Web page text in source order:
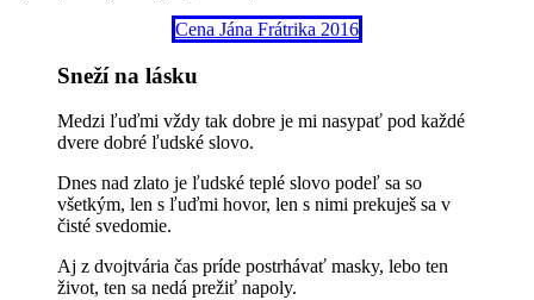
Cena Jána Frátrika 2016
Sneží na lásku
Medzi ľuďmi vždy tak dobre je mi nasypať pod každé
dvere dobré ľudské slovo.
Dnes nad zlato je ľudské teplé slovo podeľ sa so
všetkým, len s ľuďmi hovor, len s nimi prekuješ sa v
čisté svedomie.
Aj z dvojtvária čas príde postrhávať masky, lebo ten
život, ten sa nedá prežiť napoly.